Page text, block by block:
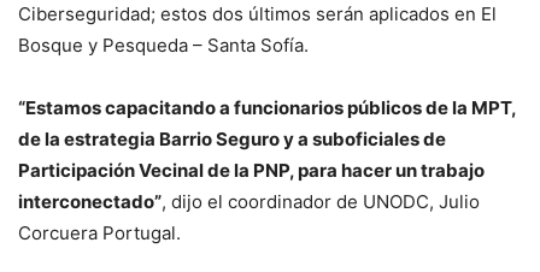
Ciberseguridad; estos dos últimos serán aplicados en El
Bosque y Pesqueda – Santa Sofía.
“Estamos capacitando a funcionarios públicos de la MPT,
de la estrategia Barrio Seguro y a suboficiales de
Participación Vecinal de la PNP, para hacer un trabajo
interconectado”, dijo el coordinador de UNODC, Julio
Corcuera Portugal.